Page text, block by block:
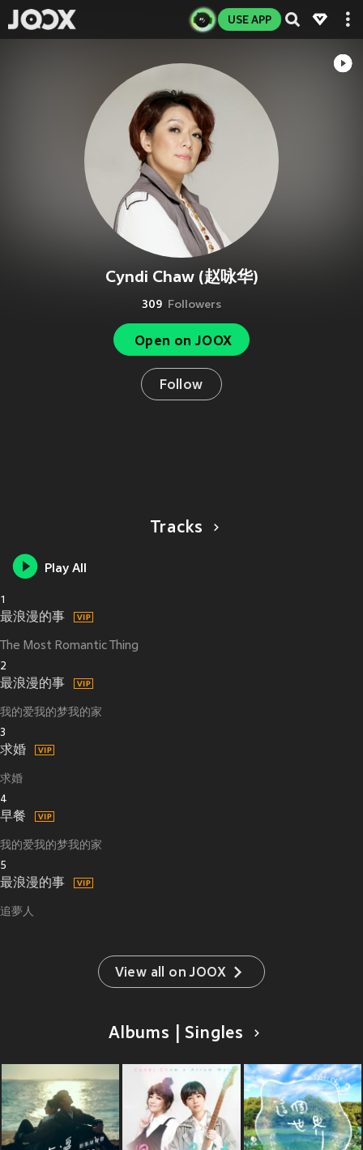
USE APP
Cyndi Chaw (赵咏华)
309 Followers
Open on JOOX
Follow
Tracks
Play All
1
最浪漫的事
The Most Romantic Thing
2
最浪漫的事
我的爱我的梦我的家
3
求婚
求婚
4
早餐
我的爱我的梦我的家
5
最浪漫的事
追夢人
View all on JOOX
Albums | Singles